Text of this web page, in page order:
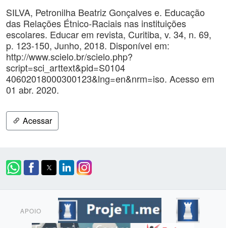
SILVA, Petronilha Beatriz Gonçalves e. Educação
das Relações Étnico-Raciais nas instituições
escolares. Educar em revista, Curitiba, v. 34, n. 69,
p. 123-150, Junho, 2018. Disponível em:
http://www.scielo.br/scielo.php?
script=sci_arttext&pid=S0104
40602018000300123&lng=en&nrm=iso. Acesso em
01 abr. 2020.
Acessar
APOIO